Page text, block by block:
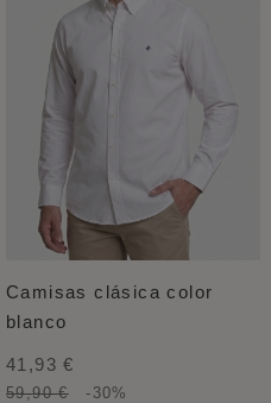
Camisas clásica color
blanco
41,93 €
59,90 € -30%